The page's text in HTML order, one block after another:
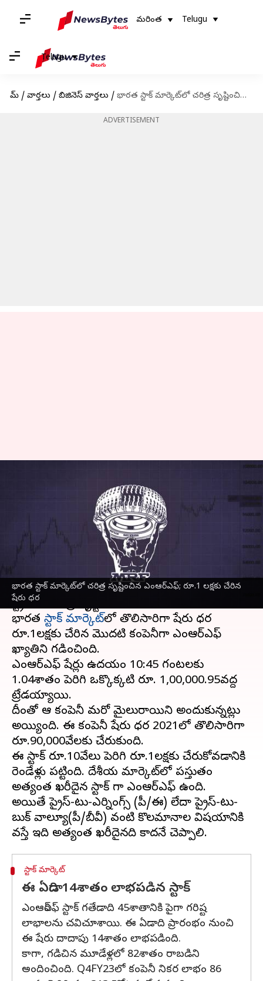
మరింత Telugu
Telugu
హోమ్ / వార్తలు / బిజినెస్ వార్తలు / భారత స్టాక్ మార్కెట్‌లో చరిత్ర సృష్టించిన ఎంఆర్ఎఫ్; రూ.1 లక్షకు చేరిన షేరు ధర
ADVERTISEMENT
భారత స్టాక్ మార్కెట్‌లో చరిత్ర సృష్టించిన ఎంఆర్ఎఫ్; రూ.1 లక్షకు చేరిన
షేరు ధర
సృష్టించిన ఎంఆర్ఎఫ్; రూ.1 లక్షకు
చేరిన షేరు ధర
వ్రాసిన వారు Jun 13, 2023 03:58 pm
ప్రముఖ టైర్ల తయారీ సంస్థ ఎంఆర్ఎఫ్ దలాల్
స్ట్రీట్‌లో చరిత్ర సృష్టించింది.
భారత స్టాక్ మార్కెట్‌లో తొలిసారిగా షేరు ధర
రూ.1లక్షకు చేరిన మొదటి కంపెనీగా ఎంఆర్ఎఫ్
ఖ్యాతిని గడించింది.
ఎంఆర్ఎఫ్ షేర్లు ఉదయం 10:45 గంటలకు
1.04శాతం పెరిగి ఒక్కొక్కటి రూ. 1,00,000.95వద్ద
ట్రేడయ్యాయి.
దీంతో ఆ కంపెనీ మరో మైలురాయిని అందుకున్నట్లు
అయ్యింది. ఈ కంపెనీ షేరు ధర 2021లో తొలిసారిగా
రూ.90,000వేలకు చేరుకుంది.
ఈ స్టాక్ రూ.10వేలు పెరిగి రూ.1లక్షకు చేరుకోవడానికి
రెండేళ్లు పట్టింది. దేశీయ మార్కెట్‌లో ప్రస్తుతం
అత్యంత ఖరీదైన స్టాక్ గా ఎంఆర్ఎఫ్ ఉంది.
అయితే ప్రైస్-టు-ఎర్నింగ్స్ (పీ/ఈ) లేదా ప్రైస్-టు-
బుక్ వాల్యూ(పీ/బీవీ) వంటి కొలమానాల విషయానికి
స్టాక్ మార్కెట్
ఈ ఏడాది 14శాతం లాభపడిన స్టాక్
ఎంఆర్ఎఫ్ స్టాక్ గతేడాది 45శాతానికి పైగా గరిష్ట
లాభాలను చవిచూశాయి. ఈ ఏడాది ప్రారంభం నుంచి
ఈ షేరు దాదాపు 14శాతం లాభపడింది.
కాగా, గడిచిన మూడేళ్లలో 82శాతం రాబడిని
అందించింది. Q4FY23లో కంపెనీ నికర లాభం 86